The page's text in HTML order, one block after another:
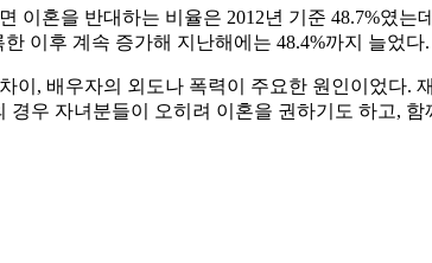
이혼을 반대하는 비율은 2012년 기준 48.7%였는
이후 계속 증가해 지난해에는 48.4%까지 늘었다.
, 배우자의 외도나 폭력이 주요한 원인이었다.
우 자녀분들이 오히려 이혼을 권하기도 하고,